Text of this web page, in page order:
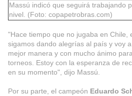
Massú indicó que seguirá trabajando
nivel. (Foto: copapetrobras.com)
"Hace tiempo que no jugaba en Chile,
sigamos dando alegrías al país y voy
mejor manera y con mucho ánimo
torneos. Estoy con la esperanza de
en su momento", dijo Massú.
Por su parte, el campeón Eduardo